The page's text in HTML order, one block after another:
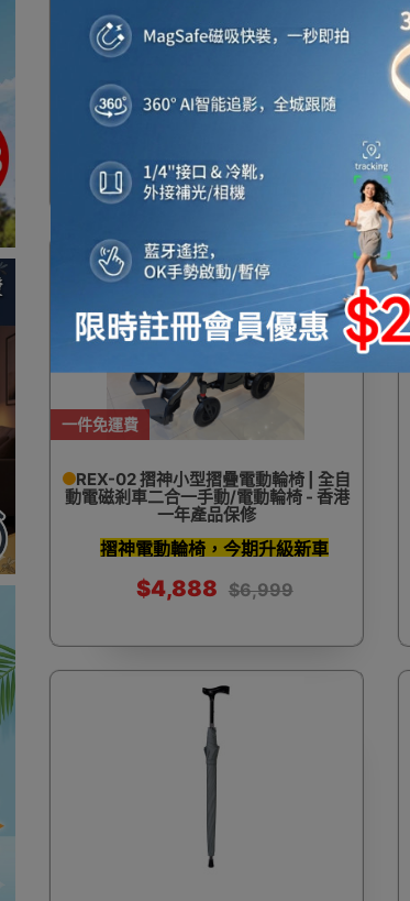
【設陳列試用 - 現貨發售】Hopewell
HAP-73U 掛耳充電式助聽器 (+120dB)
| 高效降噪 | 左右耳均適用
一件免運費
OFF
REX-02 摺神小型摺疊電動輪椅 | 全自
動電磁剎車二合一手動/電動輪椅 - 香港
一年產品保修
摺神電動輪椅，今期升級新車
$4,888 $6,999